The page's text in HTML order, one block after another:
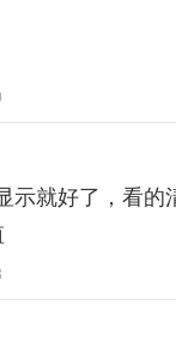
示就好了，看的